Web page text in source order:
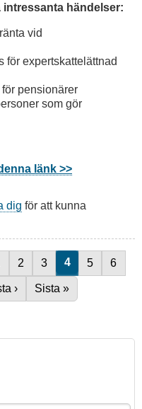
intressanta händelser:
vid
för expertskattelättnad
pensionärer
som gör
länk >>
dig för att kunna
Sida
2 Sida
3 Nuvarande
4 Sida
5 Sida
6
sida
› Sista sidan
Sista »